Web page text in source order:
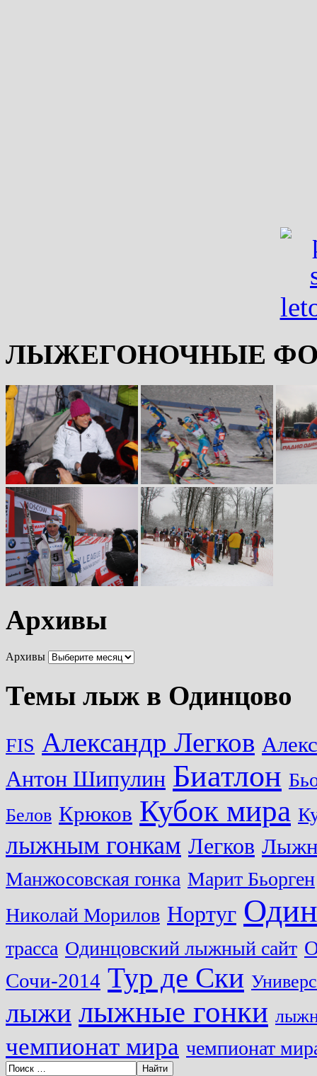
ЛЫЖЕГОНОЧНЫЕ
Архивы
Архивы
Темы лыж в Одинцово
FIS Александр Легков
Антон Шипулин Биатлон
Белов Крюков Кубок мира
лыжным гонкам Легков
Манжосовская гонка Марит Бьорген
Николай Морилов Нортуг
трасса Одинцовский лыжный сайт
Сочи-2014 Тур де Ски
лыжи лыжные гонки
чемпионат мира чемпионат